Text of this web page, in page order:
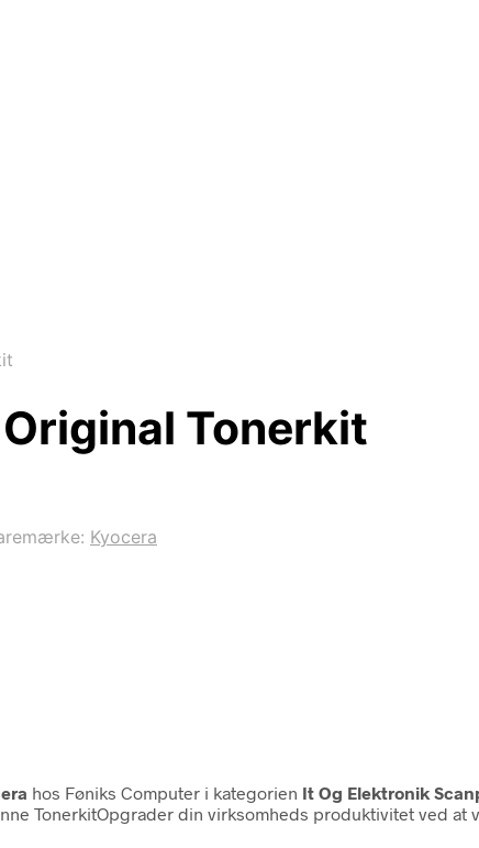
Tonerkit
Kyocera
hos Føniks Computer i kategorien It Og Elektronik
TonerkitOpgrader din virksomheds produktivitet ved at